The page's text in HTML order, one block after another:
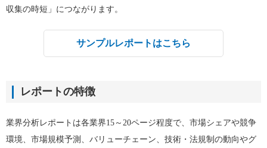
収集の時短」につながります。
サンプルレポートはこちら
レポートの特徴
業界分析レポートは各業界15～20ページ程度で、市場シェアや競争
環境、市場規模予測、バリューチェーン、技術・法規制の動向やグ